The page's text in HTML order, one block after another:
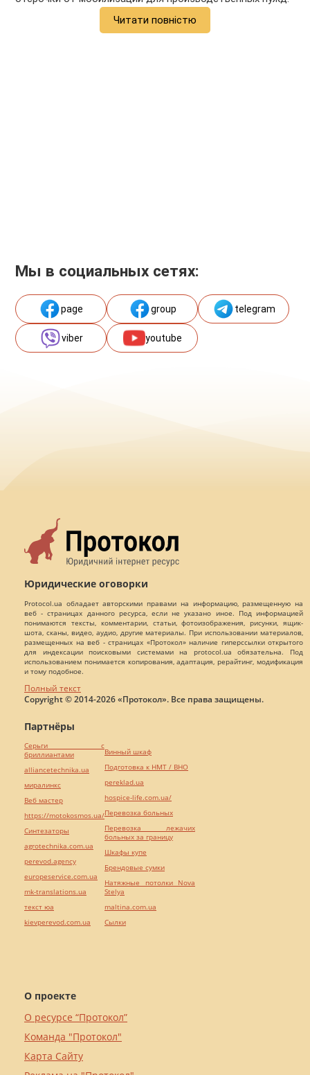
Читати повністю
Мы в социальных сетях:
page group telegram
viber youtube
Юридические оговорки
Protocol.ua обладает авторскими правами на информацию, размещенную на
веб - страницах данного ресурса, если не указано иное. Под информацией
понимаются тексты, комментарии, статьи, фотоизображения, рисунки, ящик-
шота, сканы, видео, аудио, другие материалы. При использовании материалов,
размещенных на веб - страницах «Протокол» наличие гиперссылки открытого
для индексации поисковыми системами на protocol.ua обязательна. Под
использованием понимается копирования, адаптация, рерайтинг, модификация
и тому подобное.
Полный текст
Copyright © 2014-2026 «Протокол». Все права защищены.
О проекте
О ресурсе “Протокол”
Команда "Протокол"
Карта Сайту
Партнёры
Серьги с
бриллиантами
alliancetechnika.ua
миралинкс
Веб мастер
https://motokosmos.ua/
Синтезаторы
agrotechnika.com.ua
perevod.agency
europeservice.com.ua
mk-translations.ua
текст юа
kievperevod.com.ua
Винный шкаф
Подготовка к НМТ / ВНО
pereklad.ua
hospice-life.com.ua/
Перевозка больных
Перевозка лежачих
больных за границу
Шкафы купе
Брендовые сумки
Натяжные потолки Nova
Stelya
maltina.com.ua
Cылки